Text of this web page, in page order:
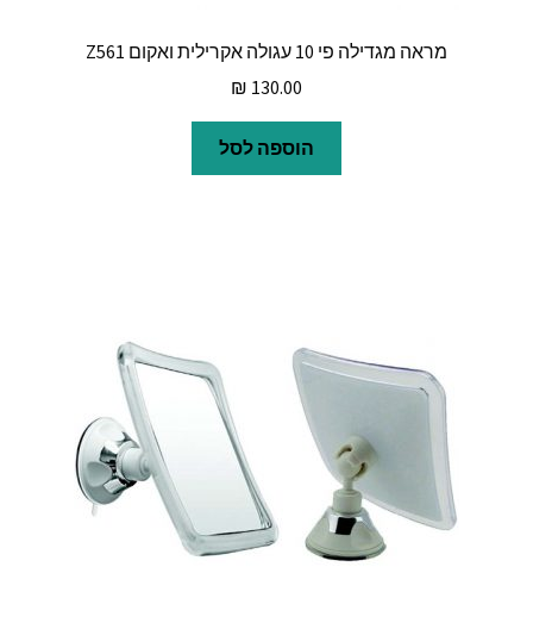
מראה מגדילה פי 10 עגולה אקרילית ואקום Z561
₪ 130.00
הוספה לסל